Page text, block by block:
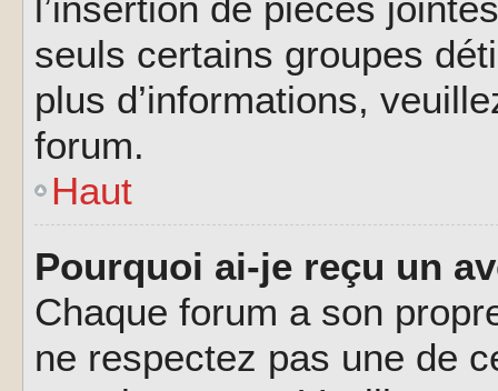
l’insertion de pièces
seuls certains groupes
plus d’informations,
forum.
Haut
Pourquoi ai-je reçu un
Chaque forum a son
ne respectez pas une de